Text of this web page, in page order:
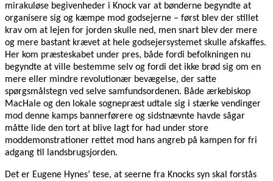
mirakuløse begivenheder i Knock var at bønderne begyndte at
organisere sig og kæmpe mod godsejerne – først blev der stillet
krav om at lejen for jorden skulle ned, men snart blev der mere
og mere bastant krævet at hele godsejersystemet skulle afskaffes.
Her kom præsteskabet under pres, både fordi befolkningen nu
begyndte at ville bestemme selv og fordi det ikke brød sig om en
mere eller mindre revolutionær bevægelse, der satte
spørgsmålstegn ved selve samfundsordenen. Både ærkebiskop
MacHale og den lokale sognepræst udtale sig i stærke vendinger
mod denne kamps bannerførere og sidstnævnte havde sågar
måtte lide den tort at blive lagt for had under store
moddemonstrationer rettet mod hans angreb på kampen for fri
adgang til landsbrugsjorden.
Det er Eugene Hynes’ tese, at seerne fra Knocks syn skal forstås